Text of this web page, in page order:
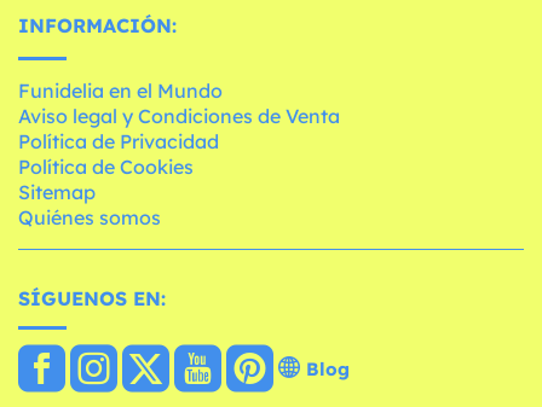
INFORMACIÓN:
Funidelia en el Mundo
Aviso legal y Condiciones de Venta
Política de Privacidad
Política de Cookies
Sitemap
Quiénes somos
SÍGUENOS EN:
Blog